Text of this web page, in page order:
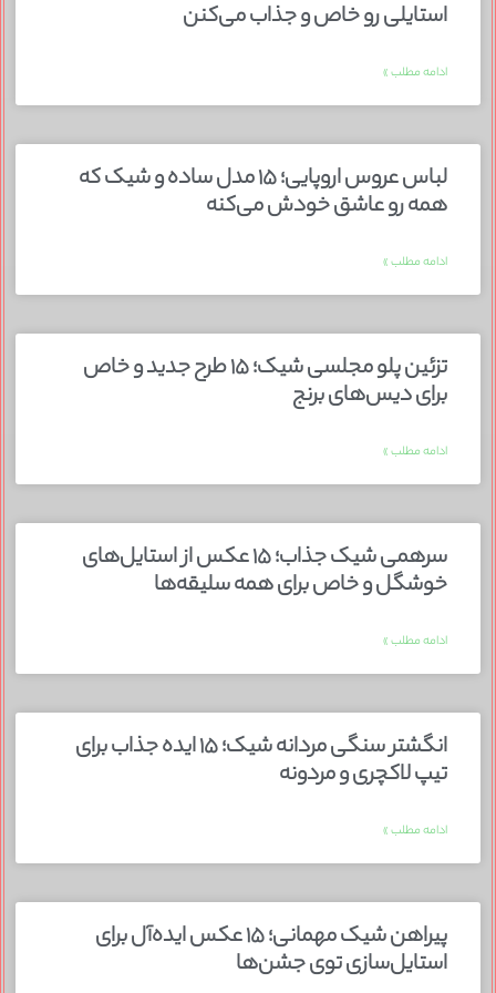
استایلی رو خاص و جذاب می‌کنن
ادامه مطلب »
لباس عروس اروپایی؛ ۱۵ مدل ساده و شیک که
همه رو عاشق خودش می‌کنه
ادامه مطلب »
تزئین پلو مجلسی شیک؛ ۱۵ طرح جدید و خاص
برای دیس‌های برنج
ادامه مطلب »
سرهمی شیک جذاب؛ ۱۵ عکس از استایل‌های
خوشگل و خاص برای همه سلیقه‌ها
ادامه مطلب »
انگشتر سنگی مردانه شیک؛ ۱۵ ایده جذاب برای
تیپ لاکچری و مردونه
ادامه مطلب »
پیراهن شیک مهمانی؛ ۱۵ عکس ایده‌آل برای
استایل‌سازی توی جشن‌ها